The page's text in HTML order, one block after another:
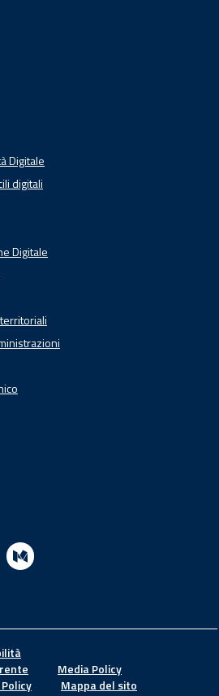
Digitale
digitali
Digitale
Media Policy
Mappa del sito